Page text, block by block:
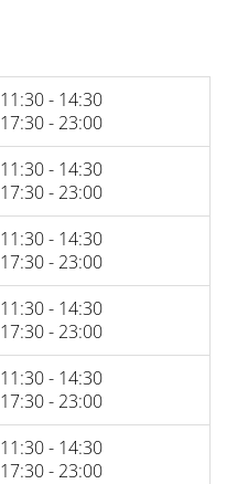
11:30 - 14:30
17:30 - 23:00
11:30 - 14:30
17:30 - 23:00
11:30 - 14:30
17:30 - 23:00
11:30 - 14:30
17:30 - 23:00
11:30 - 14:30
17:30 - 23:00
11:30 - 14:30
17:30 - 23:00